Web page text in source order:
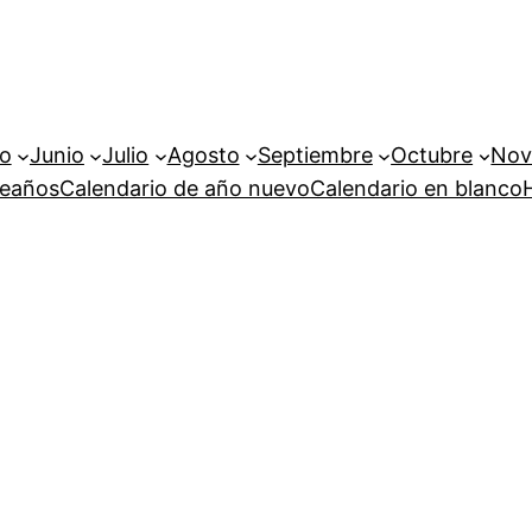
Junio Julio Agosto Septiembre Octubre
Calendario de año nuevoCalendario en blanco